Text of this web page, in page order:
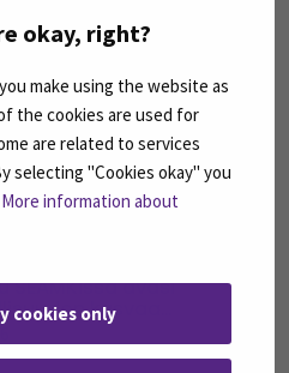
okay, right?
make using the website as
the cookies are used for
are related to services
selecting "Cookies okay" you
More information about
cookies only
TARINOITA
hanke
päivillä –...
SEAMKissa avasi
kasvaa...